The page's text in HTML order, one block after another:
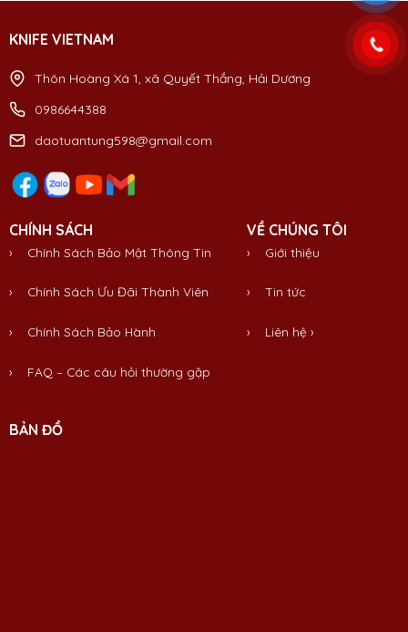
KNIFE VIETNAM
Thôn Hoàng Xá 1, xã Quyết Thắng, Hải Dương
0986644388
daotuantung598@gmail.com
CHÍNH SÁCH
› Chính Sách Bảo Mật Thông Tin
› Chính Sách Ưu Đãi Thành Viên
› Chính Sách Bảo Hành
› FAQ – Các câu hỏi thường gặp
VỀ CHÚNG TÔI
› Giới thiệu
›Tin tức
› Liên hệ ›
BẢN ĐỒ